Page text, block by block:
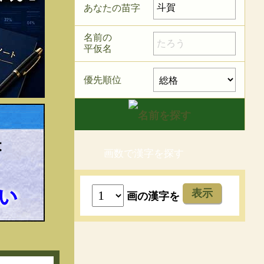
あなたの苗字
名前の
平仮名
優先順位
画数で漢字を探す
画の漢字を 表示